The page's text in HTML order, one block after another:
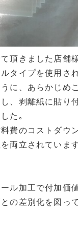
頂きました店舗
タイプを使用さ
に、あらかじめ
、剥離紙に貼り
た｡
費のコストダウ
両立されています
ル加工で付加価
の差別化を図っ